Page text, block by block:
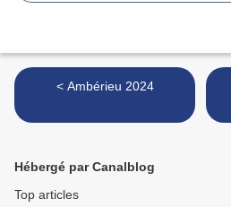
< Ambérieu 2024
Hébergé par Canalblog
Top articles